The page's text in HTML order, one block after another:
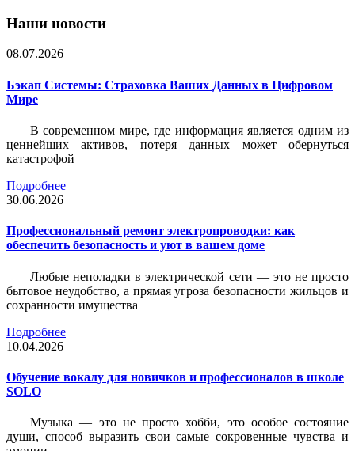
Наши новости
08.07.2026
Бэкап Системы: Страховка Ваших Данных в Цифровом
Мире
В современном мире, где информация является одним из
ценнейших активов, потеря данных может обернуться
катастрофой
Подробнее
30.06.2026
Профессиональный ремонт электропроводки: как
обеспечить безопасность и уют в вашем доме
Любые неполадки в электрической сети — это не просто
бытовое неудобство, а прямая угроза безопасности жильцов и
сохранности имущества
Подробнее
10.04.2026
Обучение вокалу для новичков и профессионалов в школе
SOLO
Музыка — это не просто хобби, это особое состояние
души, способ выразить свои самые сокровенные чувства и